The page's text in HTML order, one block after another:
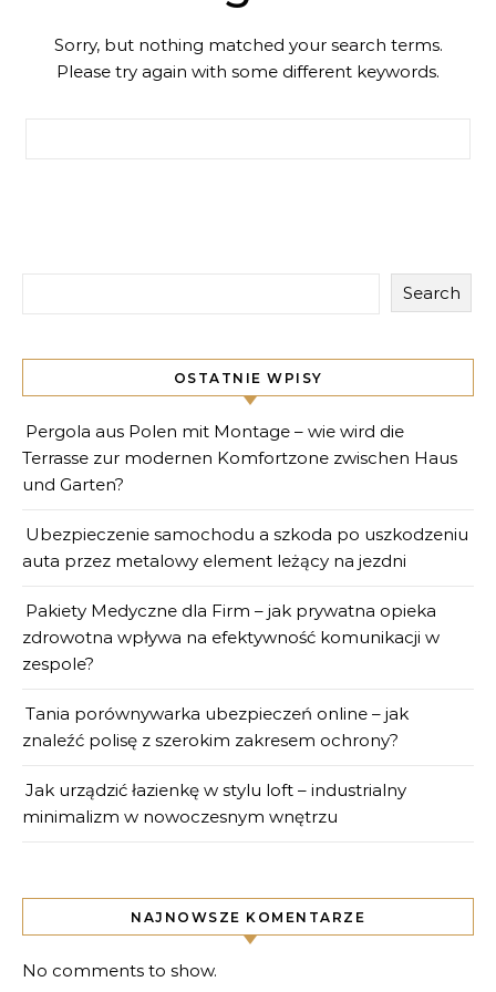
Sorry, but nothing matched your search terms.
Please try again with some different keywords.
Search
OSTATNIE WPISY
Pergola aus Polen mit Montage – wie wird die
Terrasse zur modernen Komfortzone zwischen Haus
und Garten?
Ubezpieczenie samochodu a szkoda po uszkodzeniu
auta przez metalowy element leżący na jezdni
Pakiety Medyczne dla Firm – jak prywatna opieka
zdrowotna wpływa na efektywność komunikacji w
zespole?
Tania porównywarka ubezpieczeń online – jak
znaleźć polisę z szerokim zakresem ochrony?
Jak urządzić łazienkę w stylu loft – industrialny
minimalizm w nowoczesnym wnętrzu
NAJNOWSZE KOMENTARZE
No comments to show.